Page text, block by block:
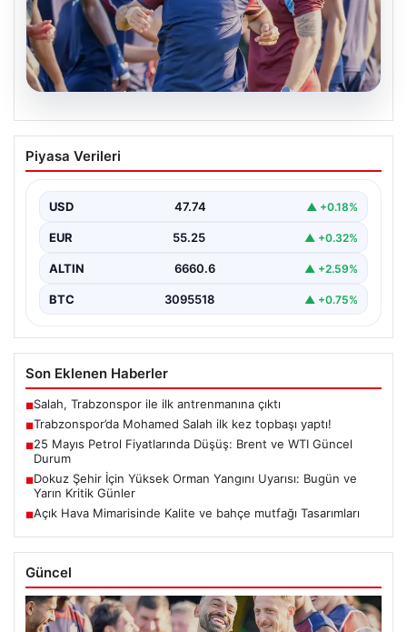
06.08.2026
Trabzonspor’da Mohamed Salah ilk kez
topbaşı yaptı!
Çalışmasına Katıldı", "content": "Trabzonspor, yeni
sezon…
Piyasa Verileri
USD 47.74 ▲ +0.18%
EUR 55.25 ▲ +0.32%
ALTIN 6660.6 ▲ +2.59%
BTC 3095518 ▲ +0.75%
Son Eklenen Haberler
■Salah, Trabzonspor ile ilk antrenmanına çıktı
■Trabzonspor’da Mohamed Salah ilk kez topbaşı yaptı!
■25 Mayıs Petrol Fiyatlarında Düşüş: Brent ve WTI Güncel
Durum
■Dokuz Şehir İçin Yüksek Orman Yangını Uyarısı: Bugün ve
Yarın Kritik Günler
■Açık Hava Mimarisinde Kalite ve bahçe mutfağı Tasarımları
Güncel